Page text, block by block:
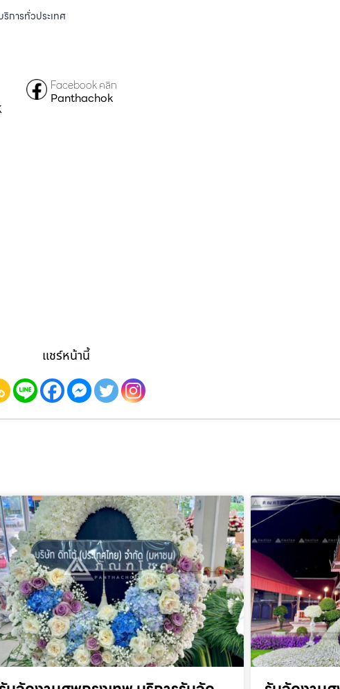
การทั่วประเทศ
Facebook คลิก
Panthachok
แชร์หน้านี้